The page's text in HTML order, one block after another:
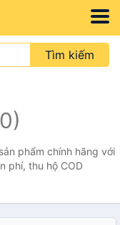
Tìm kiếm
phẩm chính hãng với
phí, thu hộ COD